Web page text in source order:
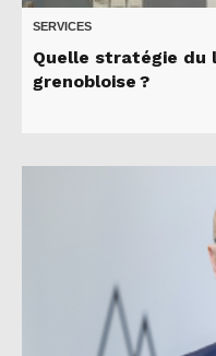
SERVICES
Quelle stratégie du
grenobloise ?